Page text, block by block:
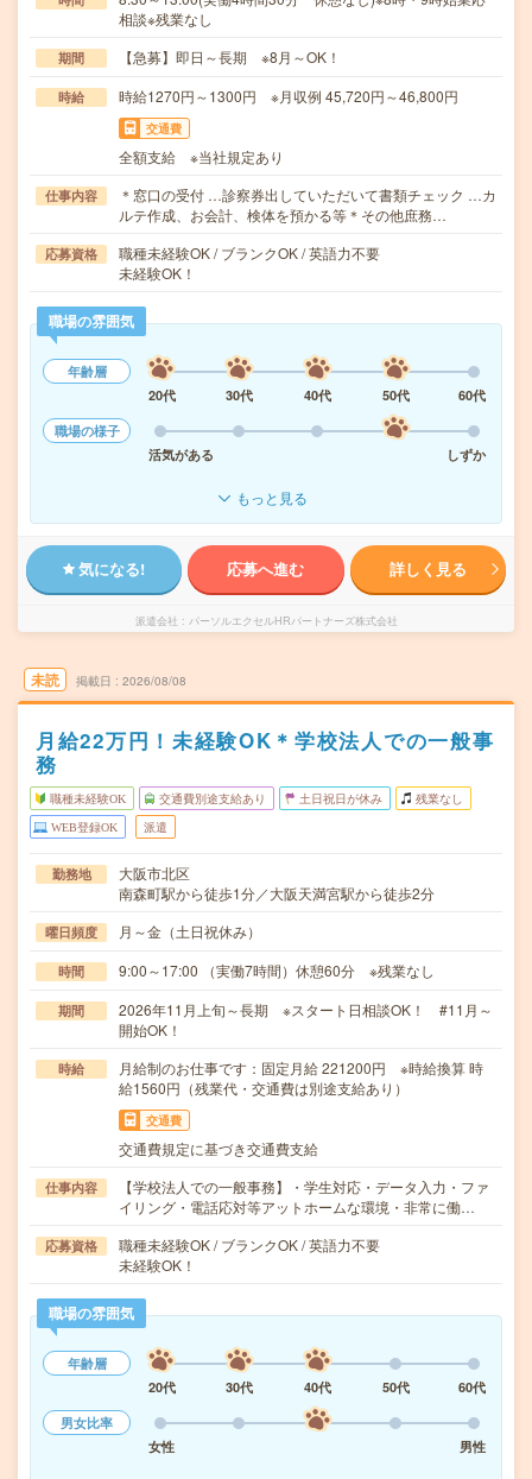
相談※残業なし
期間 【急募】即日～長期 ※8月～OK！
時給 時給1270円～1300円 ※月収例 45,720円～46,800円
交通費
全額支給 ※当社規定あり
仕事内容
＊窓口の受付 …診察券出していただいて書類チェック …カ
ルテ作成、お会計、検体を預かる等＊その他庶務…
応募資格
職種未経験OK / ブランクOK / 英語力不要
未経験OK！
職場の雰囲気
年齢層
20代
30代 40代 50代
60代
職場の様子
活気がある
しずか
もっと見る
気になる! 応募へ進む 詳しく見る
派遣会社 パーソルエクセルHRパートナーズ株式会社
未読 掲載日 2026/08/08
月給22万円！未経験OK＊学校法人での一般事
務
職種未経験OK 交通費別途支給あり 土日祝日が休み 残業なし
WEB登録OK 派遣
勤務地
大阪市北区
南森町駅から徒歩1分／大阪天満宮駅から徒歩2分
曜日頻度 月～金（土日祝休み）
時間 9:00～17:00 （実働7時間）休憩60分 ※残業なし
期間
2026年11月上旬～長期 ※スタート日相談OK！ #11月～
開始OK！
時給
月給制のお仕事です：固定月給 221200円 ※時給換算 時
給1560円（残業代・交通費は別途支給あり）
交通費
交通費規定に基づき交通費支給
仕事内容
【学校法人での一般事務】・学生対応・データ入力・ファ
イリング・電話応対等アットホームな環境・非常に働…
応募資格
職種未経験OK / ブランクOK / 英語力不要
未経験OK！
職場の雰囲気
年齢層
20代
30代 40代 50代
60代
男女比率
女性
男性